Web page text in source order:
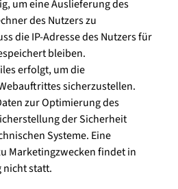
um eine Auslieferung des
des Nutzers zu
die IP-Adresse des Nutzers für
bleiben.
erfolgt, um die
sicherzustellen.
zur Optimierung des
der Sicherheit
Systeme. Eine
Marketingzwecken findet in
nicht statt.